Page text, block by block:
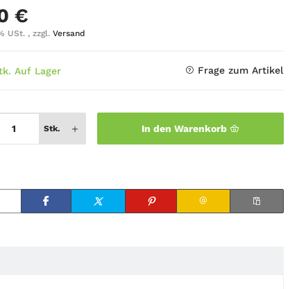
€
USt. , zzgl. Versand
Auf Lager Frage zum Artikel
Stk. In den Warenkorb